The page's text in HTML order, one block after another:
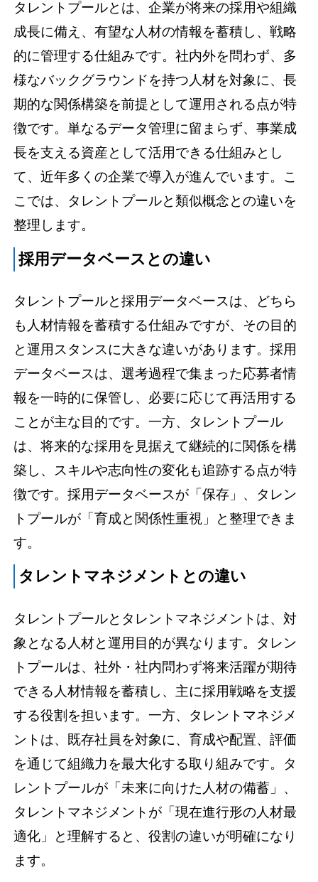
タレントプールとは、企業が将来の採用や組織
成長に備え、有望な人材の情報を蓄積し、戦略
的に管理する仕組みです。社内外を問わず、多
様なバックグラウンドを持つ人材を対象に、長
期的な関係構築を前提として運用される点が特
徴です。単なるデータ管理に留まらず、事業成
長を支える資産として活用できる仕組みとし
て、近年多くの企業で導入が進んでいます。こ
こでは、タレントプールと類似概念との違いを
整理します。
採用データベースとの違い
タレントプールと採用データベースは、どちら
も人材情報を蓄積する仕組みですが、その目的
と運用スタンスに大きな違いがあります。採用
データベースは、選考過程で集まった応募者情
報を一時的に保管し、必要に応じて再活用する
ことが主な目的です。一方、タレントプール
は、将来的な採用を見据えて継続的に関係を構
築し、スキルや志向性の変化も追跡する点が特
徴です。採用データベースが「保存」、タレン
トプールが「育成と関係性重視」と整理できま
す。
タレントマネジメントとの違い
タレントプールとタレントマネジメントは、対
象となる人材と運用目的が異なります。タレン
トプールは、社外・社内問わず将来活躍が期待
できる人材情報を蓄積し、主に採用戦略を支援
する役割を担います。一方、タレントマネジメ
ントは、既存社員を対象に、育成や配置、評価
を通じて組織力を最大化する取り組みです。タ
レントプールが「未来に向けた人材の備蓄」、
タレントマネジメントが「現在進行形の人材最
適化」と理解すると、役割の違いが明確になり
ます。